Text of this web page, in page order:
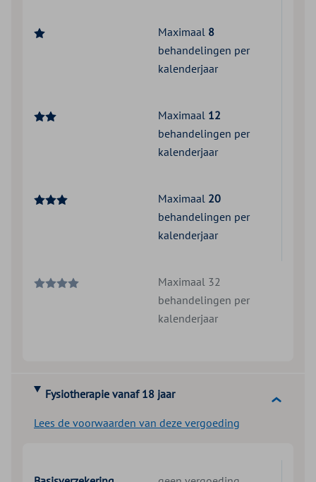
Maximaal 8
behandelingen per
kalenderjaar
Maximaal 12
behandelingen per
kalenderjaar
Maximaal 20
behandelingen per
kalenderjaar
Maximaal 32
behandelingen per
kalenderjaar
Fysiotherapie vanaf 18 jaar
Lees de voorwaarden van deze vergoeding